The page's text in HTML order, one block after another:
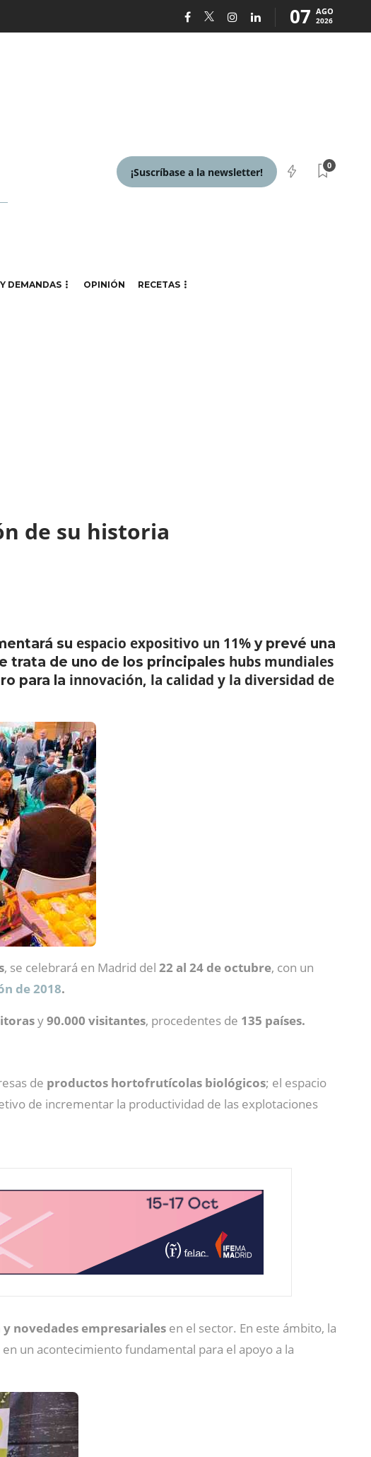
07 AGO
2026
¡Suscríbase a la newsletter!
0
DEMANDAS OPINIÓN RECETAS
de su historia
su espacio expositivo un 11% y prevé una
trata de uno de los principales hubs mundiales
para la innovación, la calidad y la diversidad de
, se celebrará en Madrid del 22 al 24 de octubre, con un
de 2018.
y90.000 visitantes, procedentes de 135 países.
de productos hortofrutícolas biológicos; el espacio
de incrementar la productividad de las explotaciones
novedades empresariales en el sector. En este ámbito, la
un acontecimiento fundamental para el apoyo a la